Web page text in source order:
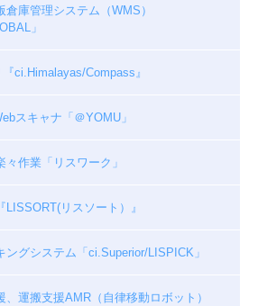
庫管理システム（WMS）
」
ci.Himalayas/Compass』
スキャナ「＠YOMU」
作業「リスワーク」
リスソート）』
ングシステム「ci.Superior/LISPICK」
、運搬支援AMR（自律移動ロボット）